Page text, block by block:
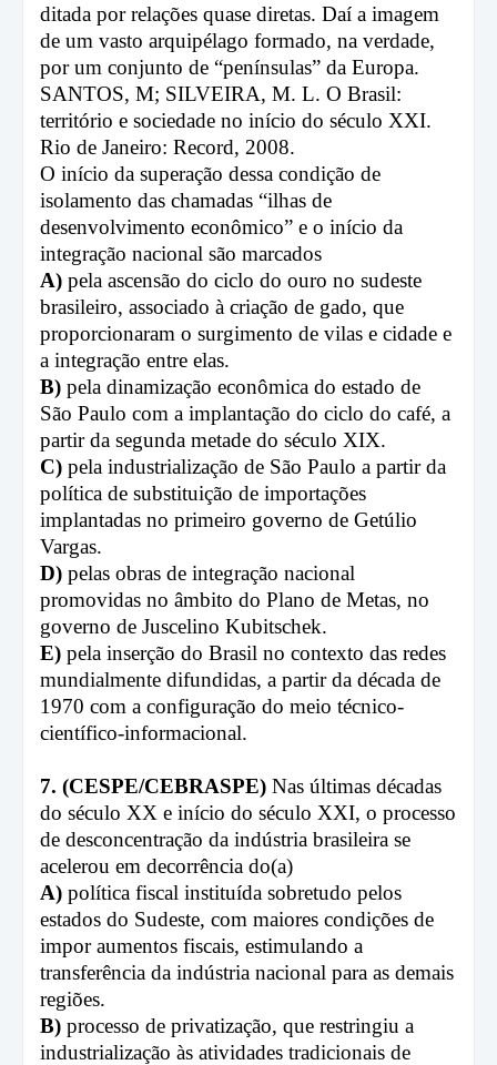
ditada por relações quase diretas. Daí a imagem
de um vasto arquipélago formado, na verdade,
por um conjunto de “penínsulas” da Europa.
SANTOS, M; SILVEIRA, M. L. O Brasil:
território e sociedade no início do século XXI.
Rio de Janeiro: Record, 2008.
O início da superação dessa condição de
isolamento das chamadas “ilhas de
desenvolvimento econômico” e o início da
integração nacional são marcados
A) pela ascensão do ciclo do ouro no sudeste
brasileiro, associado à criação de gado, que
proporcionaram o surgimento de vilas e cidade e
a integração entre elas.
B) pela dinamização econômica do estado de
São Paulo com a implantação do ciclo do café, a
partir da segunda metade do século XIX.
C) pela industrialização de São Paulo a partir da
política de substituição de importações
implantadas no primeiro governo de Getúlio
Vargas.
D) pelas obras de integração nacional
promovidas no âmbito do Plano de Metas, no
governo de Juscelino Kubitschek.
E) pela inserção do Brasil no contexto das redes
mundialmente difundidas, a partir da década de
1970 com a configuração do meio técnico-
científico-informacional.
7. (CESPE/CEBRASPE) Nas últimas décadas
do século XX e início do século XXI, o processo
de desconcentração da indústria brasileira se
acelerou em decorrência do(a)
A) política fiscal instituída sobretudo pelos
estados do Sudeste, com maiores condições de
impor aumentos fiscais, estimulando a
transferência da indústria nacional para as demais
regiões.
B) processo de privatização, que restringiu a
industrialização às atividades tradicionais de